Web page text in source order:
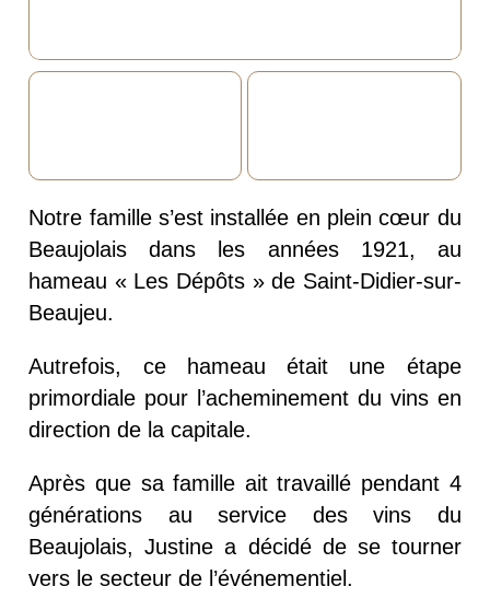
Notre famille s’est installée en plein cœur du
Beaujolais dans les années 1921, au
hameau « Les Dépôts » de Saint-Didier-sur-
Beaujeu.
Autrefois, ce hameau était une étape
primordiale pour l’acheminement du vins en
direction de la capitale.
Après que sa famille ait travaillé pendant 4
générations au service des vins du
Beaujolais, Justine a décidé de se tourner
vers le secteur de l’événementiel.